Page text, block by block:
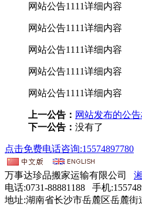
网站公告1111详细内容
网站公告1111详细内容
网站公告1111详细内容
网站公告1111详细内容
网站公告1111详细内容
上一公告： 网站发布的公告
下一公告： 没有了
点击免费电话咨询:15574897780
万事达珍品搬家运输有限公司
电话:0731-88881188 手机
地址:湖南省长沙市岳麓区岳麓街